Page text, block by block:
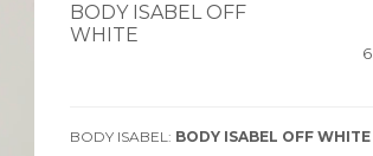
BODY ISABEL OFF
WHITE
6
BODY ISABEL: BODY ISABEL OFF WHITE